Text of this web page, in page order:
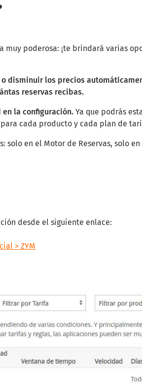
muy poderosa: ¡te brindará varias
disminuir los precios
reservas recibas.
la configuración. Ya que podrás
cada producto y cada plan de
en el Motor de Reservas, solo
desde el siguiente enlace:
> ZYM